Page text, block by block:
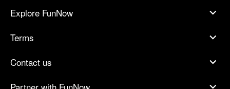
Explore FunNow
Terms
Contact us
Partner with FunNow